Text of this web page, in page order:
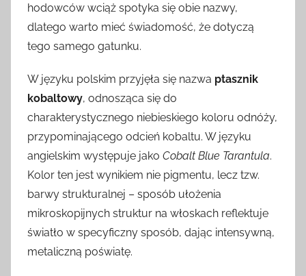
hodowców wciąż spotyka się obie nazwy,
dlatego warto mieć świadomość, że dotyczą
tego samego gatunku.
W języku polskim przyjęła się nazwa ptasznik
kobaltowy, odnosząca się do
charakterystycznego niebieskiego koloru odnóży,
przypominającego odcień kobaltu. W języku
angielskim występuje jako Cobalt Blue Tarantula.
Kolor ten jest wynikiem nie pigmentu, lecz tzw.
barwy strukturalnej – sposób ułożenia
mikroskopijnych struktur na włoskach reflek­tuje
światło w specyficzny sposób, dając intensywną,
metaliczną poświatę.